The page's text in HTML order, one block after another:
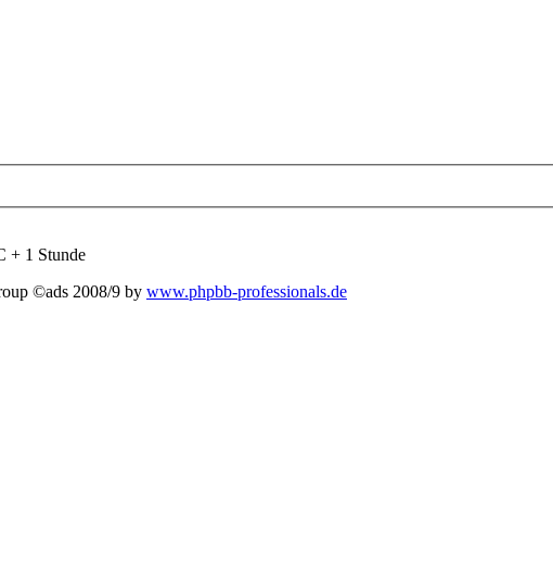
+ 1 Stunde
©ads 2008/9 by www.phpbb-professionals.de